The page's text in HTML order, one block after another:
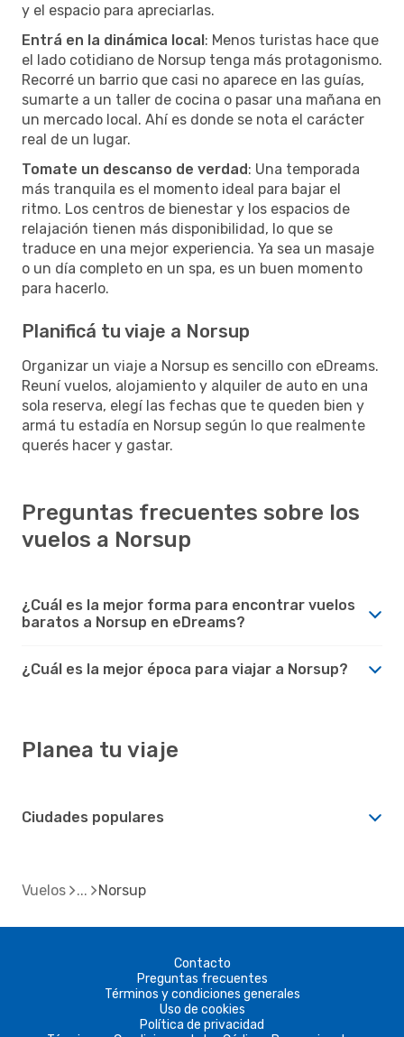
y el espacio para apreciarlas.
Entrá en la dinámica local: Menos turistas hace que
el lado cotidiano de Norsup tenga más protagonismo.
Recorré un barrio que casi no aparece en las guías,
sumarte a un taller de cocina o pasar una mañana en
un mercado local. Ahí es donde se nota el carácter
real de un lugar.
Tomate un descanso de verdad: Una temporada
más tranquila es el momento ideal para bajar el
ritmo. Los centros de bienestar y los espacios de
relajación tienen más disponibilidad, lo que se
traduce en una mejor experiencia. Ya sea un masaje
o un día completo en un spa, es un buen momento
para hacerlo.
Planificá tu viaje a Norsup
Organizar un viaje a Norsup es sencillo con eDreams.
Reuní vuelos, alojamiento y alquiler de auto en una
sola reserva, elegí las fechas que te queden bien y
armá tu estadía en Norsup según lo que realmente
querés hacer y gastar.
Preguntas frecuentes sobre los
vuelos a Norsup
¿Cuál es la mejor forma para encontrar vuelos
baratos a Norsup en eDreams?
¿Cuál es la mejor época para viajar a Norsup?
Planea tu viaje
Ciudades populares
Vuelos Norsup
Contacto
Preguntas frecuentes
Términos y condiciones generales
Uso de cookies
Política de privacidad